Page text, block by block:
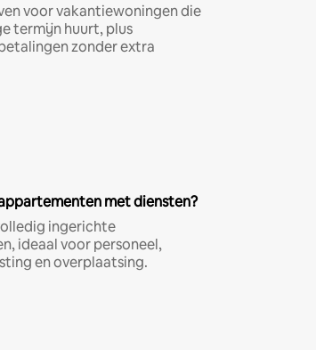
voor vakantiewoningen die
termijn huurt, plus
zonder extra
met diensten?
ingerichte
ideaal voor personeel,
en overplaatsing.